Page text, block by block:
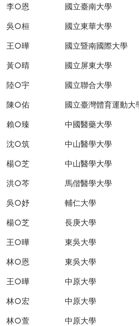
李○恩 國立臺南大學
吳○桓 國立東華大學
王○曄 國立暨南國際大學
黃○晴 國立屏東大學
陸○宇 國立聯合大學
陳○佑 國立臺灣體育運動大
賴○臻 中國醫藥大學
沈○筑 中山醫學大學
楊○芝 中山醫學大學
洪○芩 馬偕醫學大學
吳○妤 輔仁大學
楊○芝 長庚大學
王○曄 東吳大學
林○恩 東吳大學
王○曄 中原大學
林○宏 中原大學
林○萱 中原大學